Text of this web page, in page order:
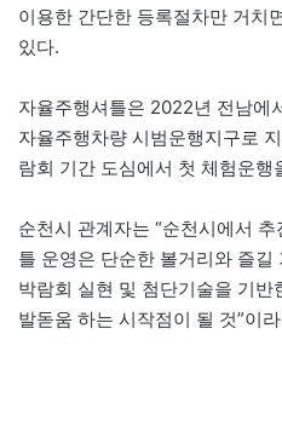
이용한 간단한 등록절차만 거치
있다.
자율주행셔틀은 2022년 전남에
자율주행차량 시범운행지구로
람회 기간 도심에서 첫 체험운행
순천시 관계자는 “순천시에서
틀 운영은 단순한 볼거리와 즐
박람회 실현 및 첨단기술을 기
발돋움 하는 시작점이 될 것”이